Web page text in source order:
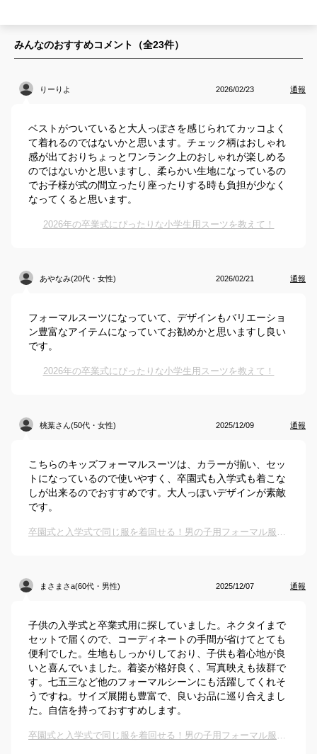
みんなのおすすめコメント（全23件）
りーりよ 2026/02/23 通報
ベストがついていると大人っぽさを感じられてカッコよく
て着れるのではないかと思います。チェック柄はおしゃれ
感が出ておりちょっとワンランク上のおしゃれが楽しめる
のではないかと思いますし、柔らかい生地になっているの
でお子様が式の間立ったり座ったりする時も負担が少なく
なってくると思います。
2026年の卒業式にぴったりな小学生用スーツを教えて！
あやなみ(20代・女性) 2026/02/21 通報
フォーマルスーツになっていて、デザインもバリエーショ
ン豊富なアイテムになっていてお勧めかと思いますし良い
です。
2026年の卒業式にぴったりな小学生用スーツを教えて！
桃葉さん(50代・女性) 2025/12/09 通報
こちらのキッズフォーマルスーツは、カラーが揃い、セッ
トになっているので使いやすく、卒園式も入学式も着こな
しが出来るのでおすすめです。大人っぽいデザインが素敵
です。
卒園式と入学式で同じ服を着回せる！男の子用フォーマル服のおすすめは？
まさまさa(60代・男性) 2025/12/07 通報
子供の入学式と卒業式用に探していました。ネクタイまで
セットで届くので、コーディネートの手間が省けてとても
便利でした。生地もしっかりしており、子供も着心地が良
いと喜んでいました。着姿が格好良く、写真映えも抜群で
す。七五三など他のフォーマルシーンにも活躍してくれそ
うですね。サイズ展開も豊富で、良いお品に巡り合えまし
た。自信を持っておすすめします。
卒園式と入学式で同じ服を着回せる！男の子用フォーマル服のおすすめは？